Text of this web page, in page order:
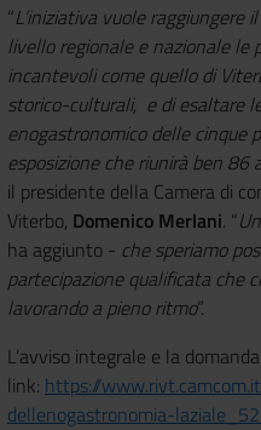
“L’iniziativa vuole raggiungere
livello regionale e nazionale
incantevoli come quello di
storico-culturali, e di esaltare
enogastronomico delle cinque
esposizione che riunirà ben 86
il presidente della Camera di
Viterbo, Domenico Merlani. “
ha aggiunto - che speriamo
partecipazione qualificata che
lavorando a pieno ritmo”.
L’avviso integrale e la
link: https://
dellenogastronomia-